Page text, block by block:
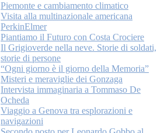
Piemonte e cambiamento climatico
Visita alla multinazionale americana
PerkinElmer
Piantiamo il Futuro con Costa Crociere
Il Grigioverde nella neve. Storie di soldati,
storie di persone
“Ogni giorno è il giorno della Memoria”
Misteri e meraviglie dei Gonzaga
Intervista immaginaria a Tommaso De
Ocheda
Viaggio a Genova tra esplorazioni e
navigazioni